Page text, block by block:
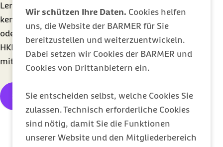
Wir schützen Ihre Daten. Cookies helfen
uns, die Website der BARMER für Sie
bereitzustellen und weiterzuentwickeln.
Dabei setzen wir Cookies der BARMER und
Cookies von Drittanbietern ein.
Sie entscheiden selbst, welche Cookies Sie
zulassen. Technisch erforderliche Cookies
sind nötig, damit Sie die Funktionen
unserer Website und den Mitgliederbereich
Lernen Sie die Vorteile unseres
kennen und kontaktieren Sie uns bei
oder Fragen per
HKP“. Wir freuen uns auf den Erfahrungsaustausch
mit Ihnen.
Schreiben Sie uns